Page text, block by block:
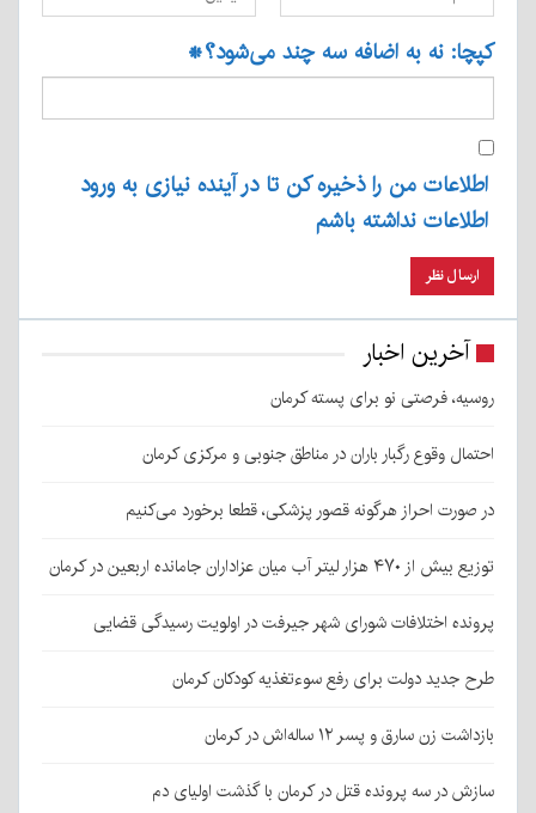
کپچا: نه به اضافه سه چند می‌شود؟*
اطلاعات من را ذخیره کن تا در آینده نیازی به ورود
اطلاعات نداشته باشم
آخرین اخبار
روسیه، فرصتی نو برای پسته کرمان
احتمال وقوع رگبار باران در مناطق جنوبی و مرکزی کرمان
در صورت احراز هرگونه قصور پزشکی، قطعا برخورد می‌کنیم
توزیع بیش از ۴۷۰ هزار لیتر آب میان عزاداران جامانده اربعین در کرمان
پرونده اختلافات شورای شهر جیرفت در اولویت رسیدگی قضایی
طرح جدید دولت برای رفع سوءتغذیه کودکان کرمان
بازداشت زن سارق و پسر ۱۲ ساله‌اش در کرمان
سازش در سه پرونده قتل در کرمان با گذشت اولیای دم